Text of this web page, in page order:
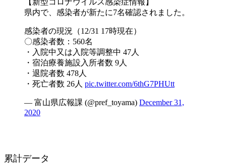
県内で、感染者が新たに7名確認されました。
感染者の現況（12/31 17時現在）
〇感染者数：560名
・入院中又は入院等調整中 47人
・宿泊療養施設入所者数 9人
・退院者数 478人
・死亡者数 26人 pic.twitter.com/6thG7PHUtt
— 富山県広報課 (@pref_toyama) December 31,
2020
累計データ